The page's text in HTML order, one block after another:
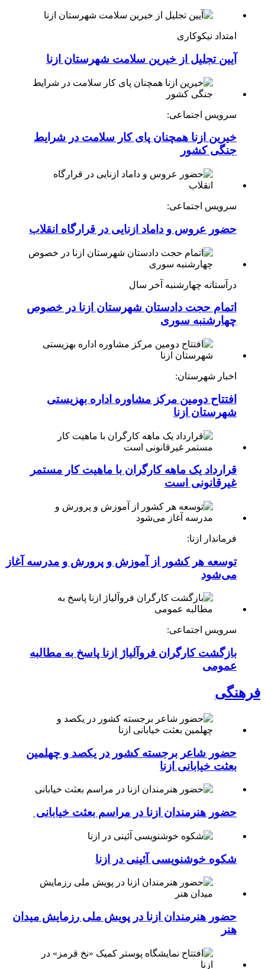
امتداد نیکوکاری
آیین تجلیل از خیرین سلامت شهرستان ازنا
سرویس اجتماعی:
خیرین ازنا همچنان پای کار سلامت در شرایط
جنگی کشور
سرویس اجتماعی:
حضور عروس و داماد ازنایی در قرارگاه انقلاب
درآستانه چهارشنبه آخر سال
اتمام حجت دادستان شهرستان ازنا در خصوص
چهارشنبه ‌سوری
اخبار شهرستان:
افتتاح دومین مرکز مشاوره اداره بهزیستی
شهرستان ازنا
قرارداد یک ماهه کارگران با ماهیت کار مستمر
غیرقانونی است
فرماندار ازنا:
توسعه هر کشور از آموزش و پرورش و مدرسه آغاز
می‌شود
سرویس اجتماعی:
بازگشت کارگران فروآلیاژ ازنا پاسخ به مطالبه
عمومی
فرهنگی
حضور شاعر برجسته کشور در یکصد و چهلمین
بعثت خیابانی ازنا
حضور هنرمندان ازنا در مراسم بعثت خیابانی
شکوه خوشنویسی آئینی در ازنا
حضور هنرمندان ازنا در پویش ملی رزمایش میدان
هنر